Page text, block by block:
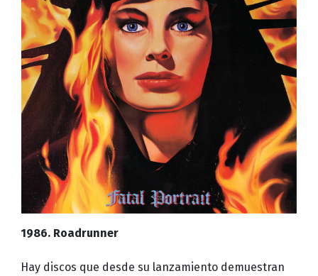
1986. Roadrunner
Hay discos que desde su lanzamiento demuestran